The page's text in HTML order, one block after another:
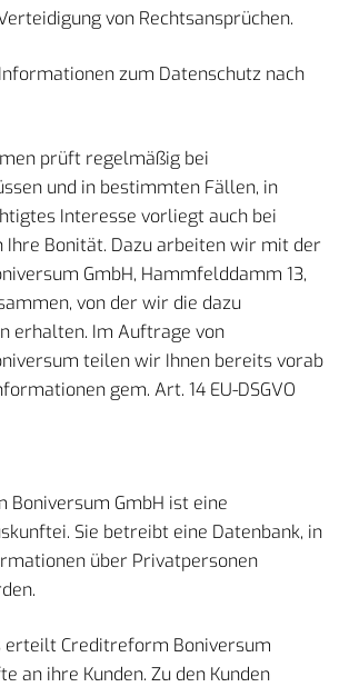
von Rechtsansprüchen.
zum Datenschutz nach
prüft regelmäßig bei
und in bestimmten Fällen, in
Interesse vorliegt auch bei
Ihre Bonität. Dazu arbeiten wir mit der
GmbH, Hammfelddamm 13,
von der wir die dazu
erhalten. Im Auftrage von
teilen wir Ihnen bereits vorab
gem. Art. 14 EU-DSGVO
Boniversum GmbH ist eine
Sie betreibt eine Datenbank, in
über Privatpersonen
erteilt Creditreform Boniversum
an ihre Kunden. Zu den Kunden